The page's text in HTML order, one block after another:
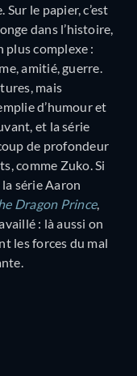
le papier, c’est
dans l’histoire,
plus complexe :
amitié, guerre.
mais
d’humour et
et la série
de profondeur
comme Zuko. Si
série Aaron
Dragon Prince,
: là aussi on
les forces du mal